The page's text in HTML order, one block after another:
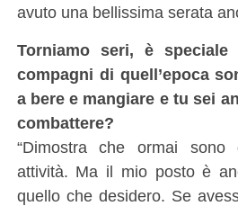
avuto una bellissima serata
Torniamo seri, è
compagni di quell’epoca
a bere e mangiare e tu sei
combattere?
“Dimostra che ormai
attività. Ma il mio posto è
quello che desidero. Se